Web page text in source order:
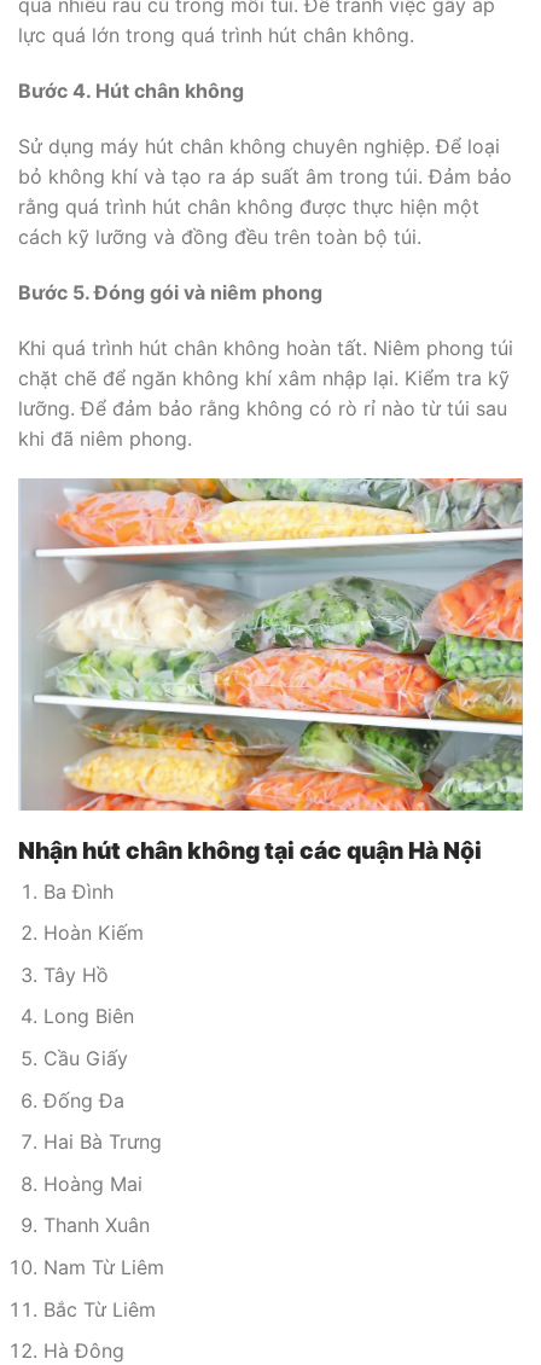
quá nhiều rau củ trong mỗi túi. Để tránh việc gây áp
lực quá lớn trong quá trình hút chân không.
Bước 4. Hút chân không
Sử dụng máy hút chân không chuyên nghiệp. Để loại
bỏ không khí và tạo ra áp suất âm trong túi. Đảm bảo
rằng quá trình hút chân không được thực hiện một
cách kỹ lưỡng và đồng đều trên toàn bộ túi.
Bước 5. Đóng gói và niêm phong
Khi quá trình hút chân không hoàn tất. Niêm phong túi
chặt chẽ để ngăn không khí xâm nhập lại. Kiểm tra kỹ
lưỡng. Để đảm bảo rằng không có rò rỉ nào từ túi sau
khi đã niêm phong.
Nhận hút chân không tại các quận Hà Nội
Ba Đình
Hoàn Kiếm
Tây Hồ
Long Biên
Cầu Giấy
Đống Đa
Hai Bà Trưng
Hoàng Mai
Thanh Xuân
Nam Từ Liêm
Bắc Từ Liêm
Hà Đông